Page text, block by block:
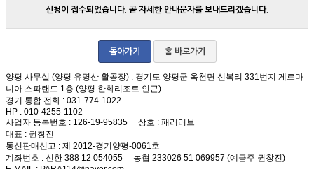
신청이 접수되었습니다. 곧 자세한 안내문자를 보내드리겠습니다.
돌아가기 홈 바로가기
양평 사무실 (양평 유명산 활공장) : 경기도 양평군 옥천면 신복리 331번지 게르마
니아 스파랜드 1층 (양평 한화리조트 인근)
경기 통합 전화 : 031-774-1022
HP : 010-4255-1102
사업자 등록번호 : 126-19-95835 상호 : 패러러브
대표 : 권창진
통신판매신고 : 제 2012-경기양평-0061호
계좌번호 : 신한 388 12 054055 농협 233026 51 069957 (예금주 권창진)